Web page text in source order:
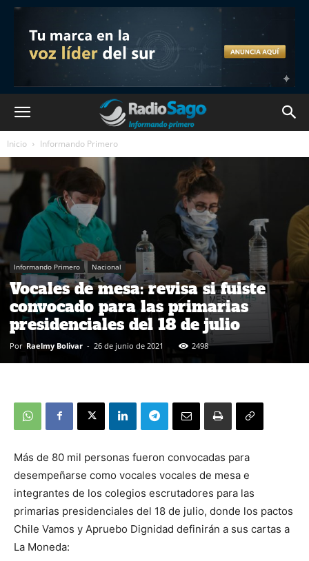
Inicio Informando Primero
Informando Primero Nacional
Vocales de mesa: revisa si fuiste
convocado para las primarias
presidenciales del 18 de julio
Por Raelmy Bolivar - 26 de junio de 2021 2498
Más de 80 mil personas fueron convocadas para
desempeñarse como vocales vocales de mesa e
integrantes de los colegios escrutadores para las
primarias presidenciales del 18 de julio, donde los pactos
Chile Vamos y Apruebo Dignidad definirán a sus cartas a
La Moneda: